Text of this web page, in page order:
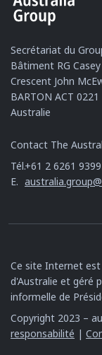
Secrétariat du
Bâtiment RG Casey
Crescent John
BARTON ACT 0221
Australie
Contact The
Tél.+61 2 6261 9399
E.
Ce site Internet est
d'Australie et géré
informelle de
Copyright 2023 –
responsabilité |